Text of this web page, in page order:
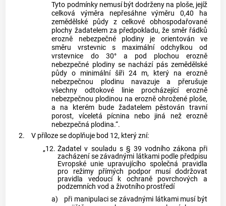
Tyto podmínky nemusí být dodrženy na ploše, jejíž
celková výměra nepřesáhne výměru 0,40 ha
zemědělské půdy z celkové obhospodařované
plochy žadatelem za předpokladu, že směr řádků
erozně nebezpečné plodiny je orientován ve
směru vrstevnic s maximální odchylkou od
vrstevnice do 30° a pod plochou erozně
nebezpečné plodiny se nachází pás zemědělské
půdy o minimální šíři 24 m, který na erozně
nebezpečnou plodinu navazuje a přerušuje
všechny odtokové linie procházející erozně
nebezpečnou plodinou na erozně ohrožené ploše,
a na kterém bude žadatelem pěstován travní
porost, víceletá pícnina nebo jiná než erozně
nebezpečná plodina.“.
2.
V příloze se doplňuje bod 12, který zní:
„12. Žadatel v souladu s § 39 vodního zákona při
zacházení se závadnými látkami podle předpisu
Evropské unie upravujícího společná pravidla
pro režimy přímých podpor musí dodržovat
pravidla vedoucí k ochraně povrchových a
podzemních vod a životního prostředí
a)
při manipulaci se závadnými látkami musí být